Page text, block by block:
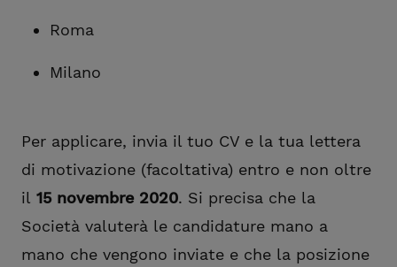
Roma
Milano
Per applicare, invia il tuo CV e la tua lettera
di motivazione (facoltativa) entro e non oltre
il 15 novembre 2020. Si precisa che la
Società valuterà le candidature mano a
mano che vengono inviate e che la posizione